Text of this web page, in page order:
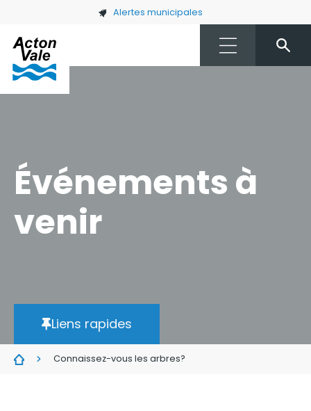
Skip to main content Alertes municipales
Événements à
venir
Liens rapides
Connaissez-vous les arbres?